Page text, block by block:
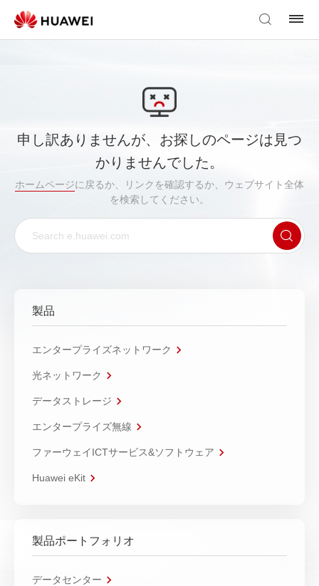
申し訳ありませんが、お探しのページは見つ
かりませんでした。
ホームページに戻るか、リンクを確認するか、ウェブサイト全体
を検索してください。
製品
エンタープライズネットワーク
光ネットワーク
データストレージ
エンタープライズ無線
ファーウェイICTサービス&ソフトウェア
Huawei eKit
製品ポートフォリオ
データセンター